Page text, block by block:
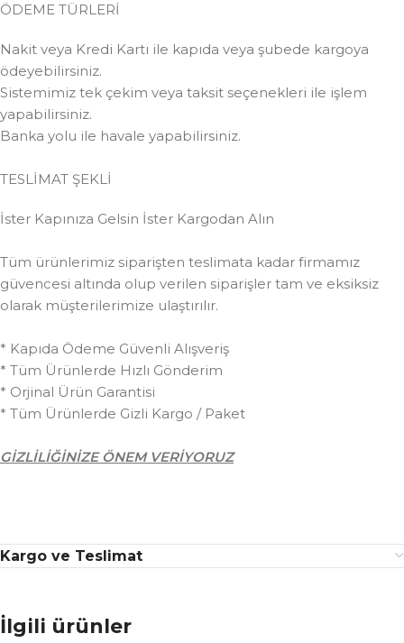
ÖDEME TÜRLERİ
Nakit veya Kredi Kartı ile kapıda veya şubede kargoya
ödeyebilirsiniz.
Sistemimiz tek çekim veya taksit seçenekleri ile işlem
yapabilirsiniz.
Banka yolu ile havale yapabilirsiniz.
TESLİMAT ŞEKLİ
İster Kapınıza Gelsin İster Kargodan Alın
Tüm ürünlerimiz siparişten teslimata kadar firmamız
güvencesi altında olup verilen siparişler tam ve eksiksiz
olarak müşterilerimize ulaştırılır.
* Kapıda Ödeme Güvenli Alışveriş
* Tüm Ürünlerde Hızlı Gönderim
* Orjinal Ürün Garantisi
* Tüm Ürünlerde Gizli Kargo / Paket
GİZLİLİĞİNİZE ÖNEM VERİYORUZ
Kargo ve Teslimat
İlgili ürünler